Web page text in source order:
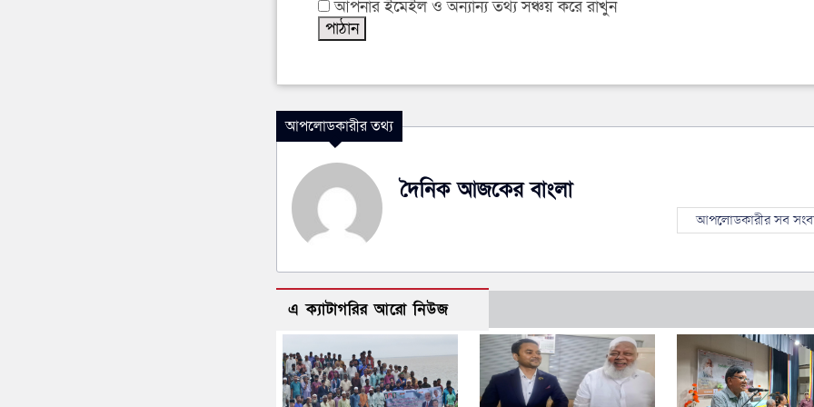
আপনার ইমেইল ও অন্যান্য তথ্য সঞ্চয় করে রাখুন
আপলোডকারীর তথ্য
দৈনিক আজকের বাংলা
আপলোডকারীর সব
এ ক্যাটাগরির আরো নিউজ